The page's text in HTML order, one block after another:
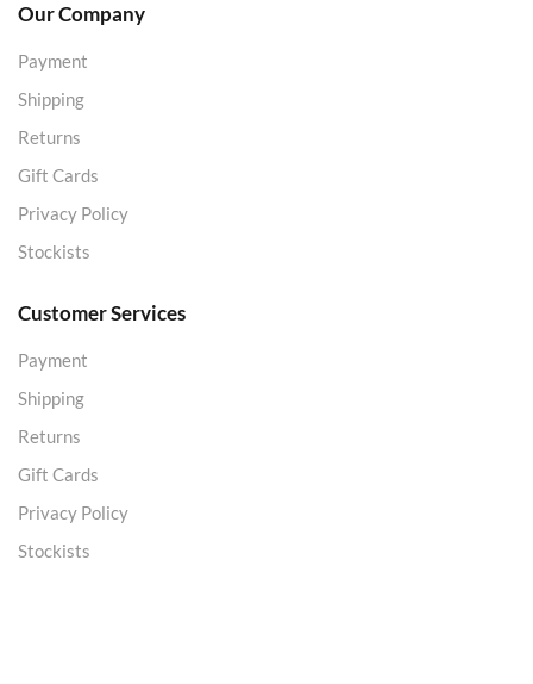
Our Company
Payment
Shipping
Returns
Gift Cards
Privacy Policy
Stockists
Customer Services
Payment
Shipping
Returns
Gift Cards
Privacy Policy
Stockists